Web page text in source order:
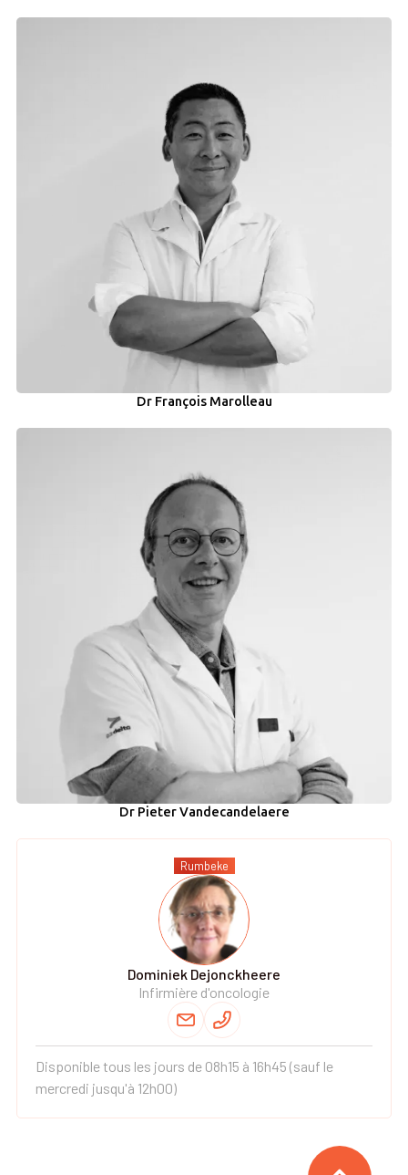
Dr François Marolleau
Dr Pieter Vandecandelaere
Rumbeke
Dominiek Dejonckheere
Infirmière d'oncologie
Disponible tous les jours de 08h15 à 16h45 (sauf le
mercredi jusqu'à 12h00)